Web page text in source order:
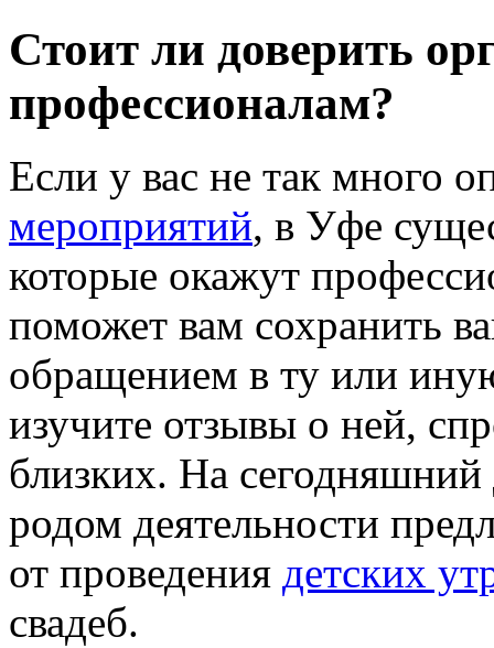
Стоит ли доверить
профессионалам?
Если у вас не так много
мероприятий, в Уфе
которые окажут
поможет вам сохранить
обращением в ту или
изучите отзывы о ней,
близких. На сегодняшний
родом деятельности
от проведения детских
свадеб.